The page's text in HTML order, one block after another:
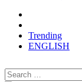
Trending
ENGLISH